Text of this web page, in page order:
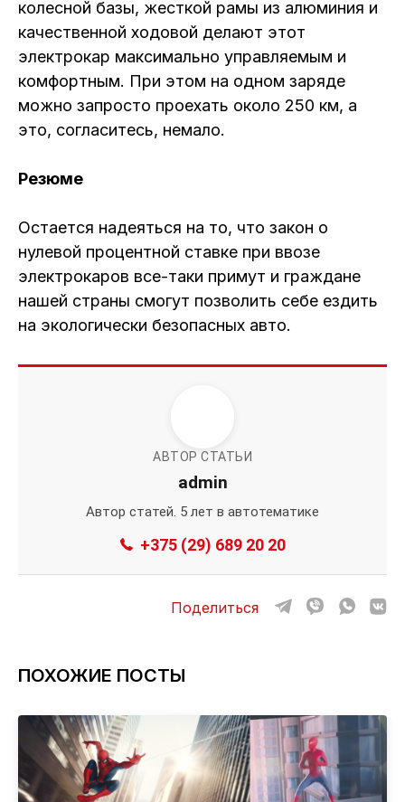
колесной базы, жесткой рамы из алюминия и
качественной ходовой делают этот
электрокар максимально управляемым и
комфортным. При этом на одном заряде
можно запросто проехать около 250 км, а
это, согласитесь, немало.
Резюме
Остается надеяться на то, что закон о
нулевой процентной ставке при ввозе
электрокаров все-таки примут и граждане
нашей страны смогут позволить себе ездить
на экологически безопасных авто.
АВТОР СТАТЬИ
admin
Автор статей. 5 лет в автотематике
+375 (29) 689 20 20
Поделиться
ПОХОЖИЕ ПОСТЫ